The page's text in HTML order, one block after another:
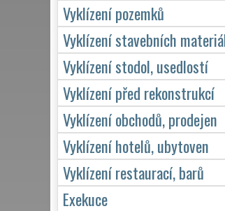
Vyklízení pozemků
Vyklízení stavebních
Vyklízení stodol, usedlostí
Vyklízení před rekonstrukcí
Vyklízení obchodů, prodejen
Vyklízení hotelů, ubytoven
Vyklízení restaurací, barů
Exekuce